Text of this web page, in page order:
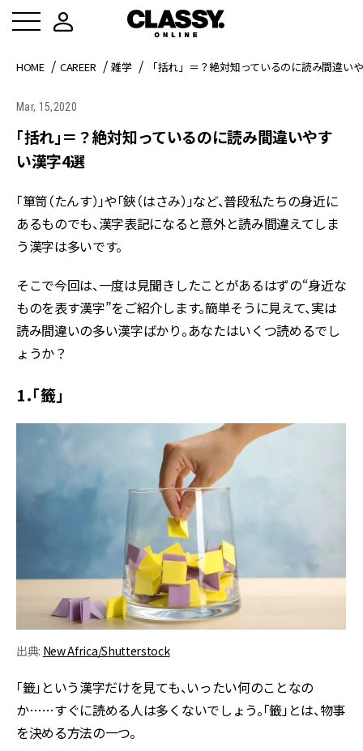
HOME CAREER 雑学 「括れ」＝？絶対知っているのに読み間違い
Mar, 15,2020
「括れ」＝？絶対知っているのに読み間違いやす
い漢字4選
「箪笥（たんす）」や「鋏（はさみ）」など、普段私たちの身近に
あるものでも、漢字表記になると意外と読み間違えてしま
う漢字は多いです。
そこで今回は、一度は見聞きしたことがあるはずの“身近な
ものを表す漢字”をご紹介します。簡単そうに見えて、実は
読み間違いの多い漢字ばかり。あなたはいくつ読めるでし
ょうか？
1．「籤」
出典: New Africa/Shutterstock
「籤」という漢字だけを見ても、いったい何のことなの
か……すぐに読める人は多くないでしょう。「籤」とは、物事
を決める方法の一つ。